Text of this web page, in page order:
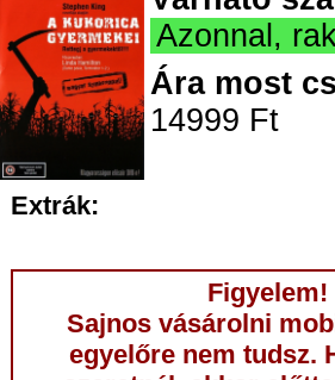
Azonnal,
Ára most
14999 Ft
Extrák:
Figyelem!
Sajnos vásárolni
egyelőre nem tudsz.